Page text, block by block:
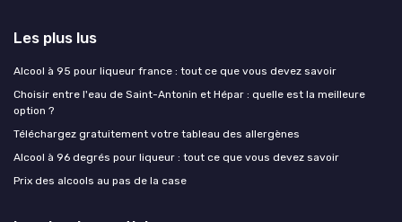
Les plus lus
Alcool à 95 pour liqueur france : tout ce que vous devez savoir
Choisir entre l'eau de Saint-Antonin et Hépar : quelle est la meilleure
option ?
Téléchargez gratuitement votre tableau des allergènes
Alcool à 96 degrés pour liqueur : tout ce que vous devez savoir
Prix des alcools au pas de la case